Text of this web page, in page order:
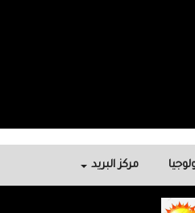
مركز البريد